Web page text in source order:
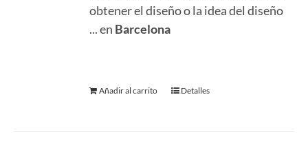
obtener el diseño o la idea del diseño
... en Barcelona
Añadir al carrito Detalles